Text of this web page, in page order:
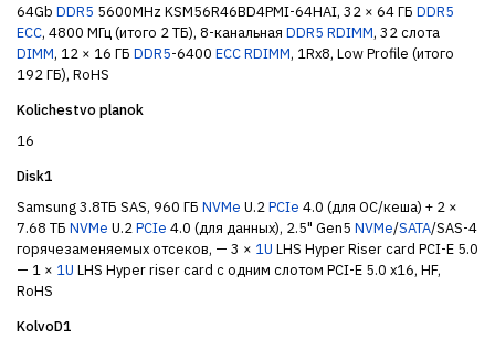
64Gb DDR5 5600MHz KSM56R46BD4PMI-64HAI, 32 × 64 ГБ DDR5
ECC, 4800 МГц (итого 2 ТБ), 8-канальная DDR5 RDIMM, 32 слота
DIMM, 12 × 16 ГБ DDR5-6400 ECCRDIMM, 1Rx8, Low Profile (итого
192 ГБ), RoHS
Kolichestvo planok
16
Disk1
Samsung 3.8ТБ SAS, 960 ГБ NVMe U.2PCIe 4.0 (для ОС/кеша) + 2 ×
7.68 ТБ NVMe U.2PCIe 4.0 (для данных), 2.5" Gen5 NVMe/SATA/SAS-4
горячезаменяемых отсеков, — 3 × 1U LHS Hyper Riser card PCI-E 5.0
— 1 × 1U LHS Hyper riser card с одним слотом PCI-E 5.0 x16, HF,
RoHS
KolvoD1